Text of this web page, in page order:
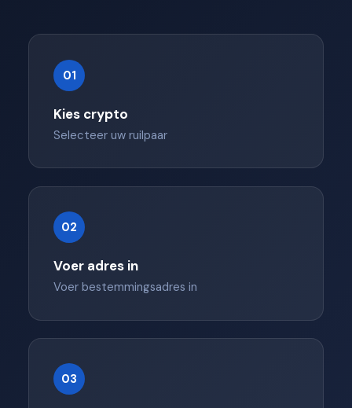
01
Kies crypto
Selecteer uw ruilpaar
02
Voer adres in
Voer bestemmingsadres in
03